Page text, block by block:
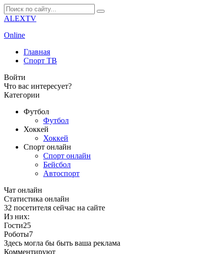
ALEXTV
Online
Главная
Спорт ТВ
Войти
Что вас интересует?
Категории
Футбол
Футбол
Хоккей
Хоккей
Спорт онлайн
Спорт онлайн
Бейсбол
Автоспорт
Чат онлайн
Cтатистика онлайн
32 посетителя сейчас на сайте
Из них:
Гости25
Роботы7
Здесь могла бы быть ваша реклама
Комментируют